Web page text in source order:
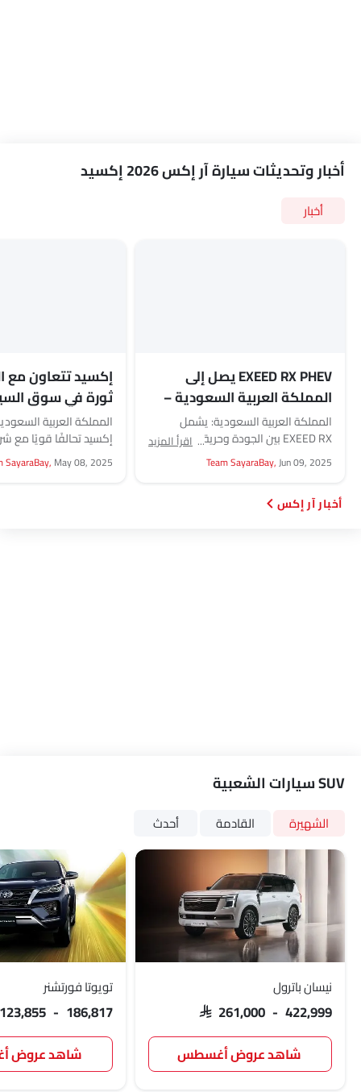
نظام تثبيت مقاعد الأطفال ISOFIX
كابل شحن محمول
شاشة العرض الرأسية
عقد تلقائي
كبح الطوارئ التلقائي
مساعدة البدء على التلال
أقفال أبواب استشعار السرعة
حول مشاهدة مراقب
وسائد هوائية ستائرية
فرامل وقوف السيارات الكهربائية
أخبار وتحديثات سيارة آر إكس 2026 إكسيد
أخبار
EXEED RX PHEV يصل إلى
المملكة العربية السعودية –
يضع معيارًا جديدًا لسيارات
PHEV بعيد المدى
المملكة العربية السعودية: يشمل
EXEED RX بين الجودة وحرية القيادة
من 1300 كيلومتر من...
اقرأ المزيد
Team SayaraBay,Jun 09, 2025
إكسيد تتعاون مع
ثورة في سوق
السعودي
المملكة العربية
إكسيد تحالفًا قويًا مع
بهدف تحويل تجربة
المملكة العربيةSayaraBay, May 08, 2025
أخبار آر إكس
SUV سيارات الشعبية
الشهيرة القادمة أحدث
نيسان باترول
SAR 261,000 - 422,999
شاهد عروض أغسطس
تويوتا فورتشنر
123,855 - 186,817
شاهد عروض